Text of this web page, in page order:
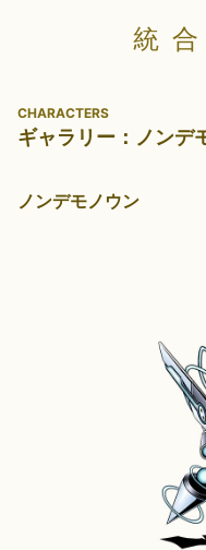
統
CHARACTERS
ギャラリー：ノンデ
ノンデモノウン